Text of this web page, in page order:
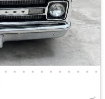
• • • • • • • • • • •